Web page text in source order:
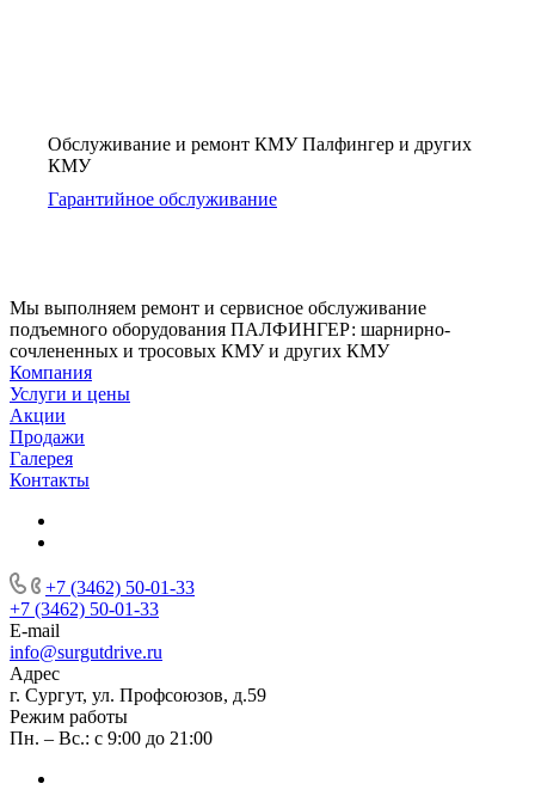
Обслуживание и ремонт КМУ Палфингер и других
КМУ
Гарантийное обслуживание
Мы выполняем ремонт и сервисное обслуживание
подъемного оборудования ПАЛФИНГЕР: шарнирно-
сочлененных и тросовых КМУ и других КМУ
Компания
Услуги и цены
Акции
Продажи
Галерея
Контакты
+7 (3462) 50-01-33
+7 (3462) 50-01-33
E-mail
info@surgutdrive.ru
Адрес
г. Сургут, ул. Профсоюзов, д.59
Режим работы
Пн. – Вс.: с 9:00 до 21:00